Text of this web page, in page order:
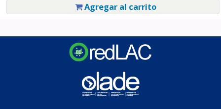
Agregar al carrito